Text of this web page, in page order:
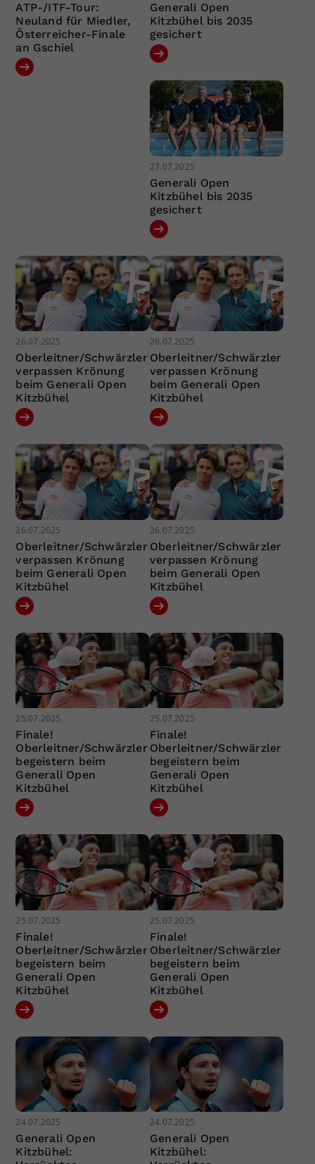
ATP-/ITF-Tour:
Neuland für Miedler,
Österreicher-Finale
an Gschiel
Generali Open
Kitzbühel bis 2035
gesichert
27.07.2025
Generali Open
Kitzbühel bis 2035
gesichert
26.07.2025
Oberleitner/Schwärzler
verpassen Krönung
beim Generali Open
Kitzbühel
26.07.2025
Oberleitner/Schwärzler
verpassen Krönung
beim Generali Open
Kitzbühel
26.07.2025
Oberleitner/Schwärzler
verpassen Krönung
beim Generali Open
Kitzbühel
26.07.2025
Oberleitner/Schwärzler
verpassen Krönung
beim Generali Open
Kitzbühel
25.07.2025
Finale!
Oberleitner/Schwärzler
begeistern beim
Generali Open
Kitzbühel
25.07.2025
Finale!
Oberleitner/Schwärzler
begeistern beim
Generali Open
Kitzbühel
25.07.2025
Finale!
Oberleitner/Schwärzler
begeistern beim
Generali Open
Kitzbühel
25.07.2025
Finale!
Oberleitner/Schwärzler
begeistern beim
Generali Open
Kitzbühel
24.07.2025
Generali Open
Kitzbühel:
24.07.2025
Generali Open
Kitzbühel: